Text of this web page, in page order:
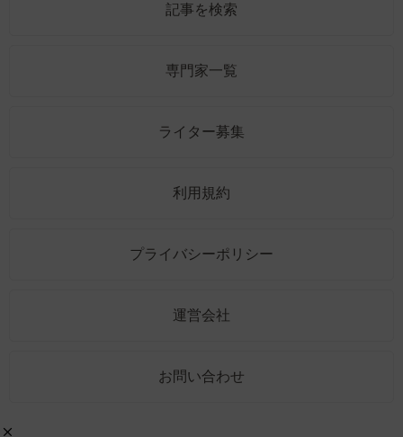
記事を検索
専門家一覧
ライター募集
利用規約
プライバシーポリシー
運営会社
お問い合わせ